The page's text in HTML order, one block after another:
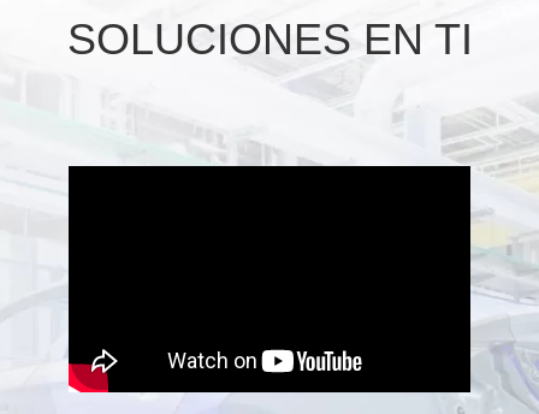
SOLUCIONES EN TI